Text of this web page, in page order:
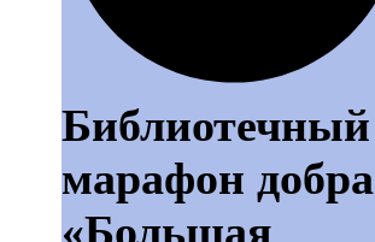
Библиотечный
марафон добра
«Большая